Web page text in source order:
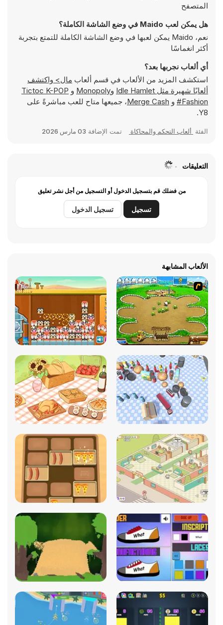
المتصفح
هل يمكن لعب Maido في وضع الشاشة الكاملة؟
نعم، Maido يمكن لعبها في وضع الشاشة الكاملة للتمتع بتجربة
أكثر انغماسًا
أي ألعاب نجربها بعد؟
استكشف المزيد من الألعاب في قسم ألعاب
مال> واكتشف
ألعابًا شهيرة مثل Idle Hamlet وMonopoly و Tictoc K-POP
#Fashion و Merge Cash، جميعها متاح للعب مباشرةً على
Y8.
الفئة ألعاب التحكم والمحاكاة تمت الإضافة 03 مارس 2026
التعليقات
من فضلك قم بتسجيل الدخول أو التسجيل من أجل نشر تعليق
تسجيل تسجيل الدخول
الألعاب المشابهة